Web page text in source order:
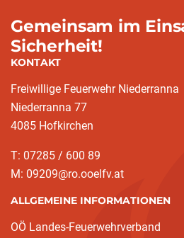
Gemeinsam im
Sicherheit!
KONTAKT
Freiwillige Feuerwehr Niederranna
Niederranna 77
4085 Hofkirchen
T: 07285 / 600 89
M: 09209@ro.ooelfv.at
ALLGEMEINE INFORMATIONEN
OÖ Landes-Feuerwehrverband